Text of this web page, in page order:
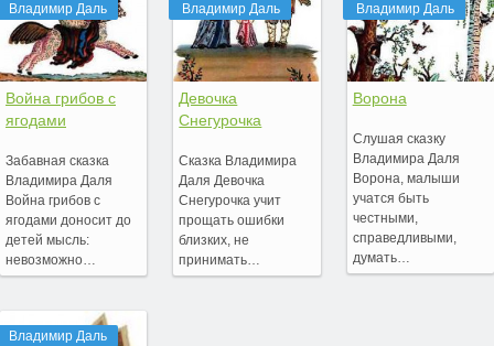
Владимир Даль
Война грибов с
ягодами
Забавная сказка
Владимира Даля
Война грибов с
ягодами доносит до
детей мысль:
невозможно…
Владимир Даль
Владимир Даль
Девочка
Снегурочка
Сказка Владимира
Даля Девочка
Снегурочка учит
прощать ошибки
близких, не
принимать…
Владимир Даль
Ворона
Слушая сказку
Владимира Даля
Ворона, малыши
учатся быть
честными,
справедливыми,
думать…